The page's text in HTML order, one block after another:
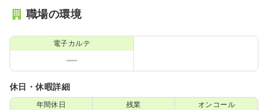
職場の環境
電子カルテ
休日・休暇詳細
年間休日 残業 オンコール